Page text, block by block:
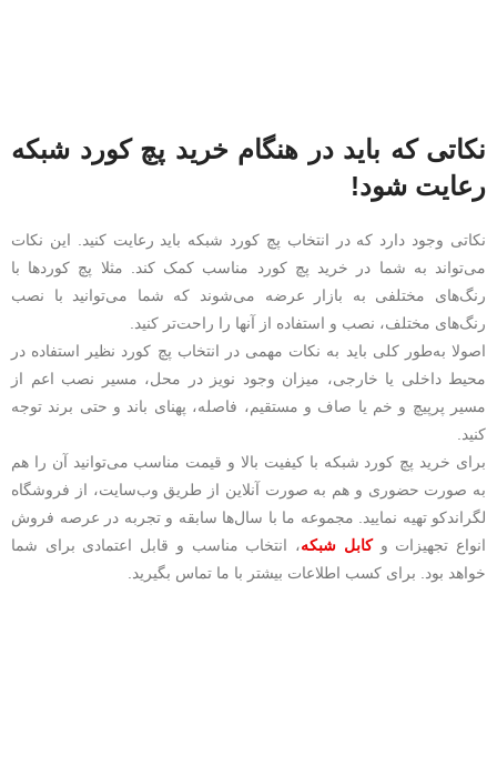
نکاتی که باید در هنگام خرید پچ کورد شبکه
رعایت شود!
نکاتی وجود دارد که در انتخاب پچ کورد شبکه باید رعایت کنید. این نکات
می‌تواند به شما در خرید پچ کورد مناسب کمک کند. مثلا پچ کوردها با
رنگ‌های مختلفی به بازار عرضه می‌شوند که شما می‌توانید با نصب
رنگ‌های مختلف، نصب و استفاده از آنها را راحت‌تر کنید.
اصولا به‌طور کلی باید به نکات مهمی در انتخاب پچ کورد نظیر استفاده در
محیط داخلی یا خارجی، میزان وجود نویز در محل، مسیر نصب اعم از
مسیر پرپیچ و خم یا صاف و مستقیم، فاصله، پهنای باند و حتی برند توجه
کنید.
برای خرید پچ کورد شبکه با کیفیت بالا و قیمت مناسب می‌توانید آن را هم
به صورت حضوری و هم به صورت آنلاین از طریق وب‌سایت، از فروشگاه
لگراندکو تهیه نمایید. مجموعه ما با سال‌ها سابقه و تجربه در عرصه فروش
انواع تجهیزات وکابل شبکه، انتخاب مناسب و قابل اعتمادی برای شما
خواهد بود. برای کسب اطلاعات بیشتر با ما تماس بگیرید.